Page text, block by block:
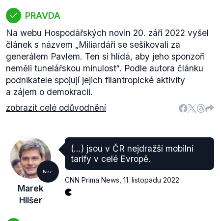
PRAVDA
Na webu Hospodářských novin 20. září 2022 vyšel
článek s názvem „Miliardáři se sešikovali za
generálem Pavlem. Ten si hlídá, aby jeho sponzoři
neměli tunelářskou minulost“. Podle autora článku
podnikatele spojují jejich filantropické aktivity
a zájem o demokracii.
zobrazit celé odůvodnění
Nez.
Marek
Hilšer
(...) jsou v ČR nejdražší mobilní
tarify v celé Evropě.
CNN Prima News 11. listopadu 2022